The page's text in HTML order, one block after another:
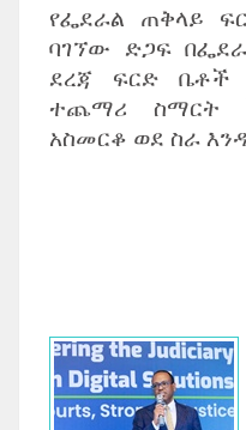
የፌደራል ጠቅላይ
ባገኘው ድጋፍ
ደረጃ ፍርድ
ተጨማሪ ስማርት
አስመርቆ ወደ ስራ